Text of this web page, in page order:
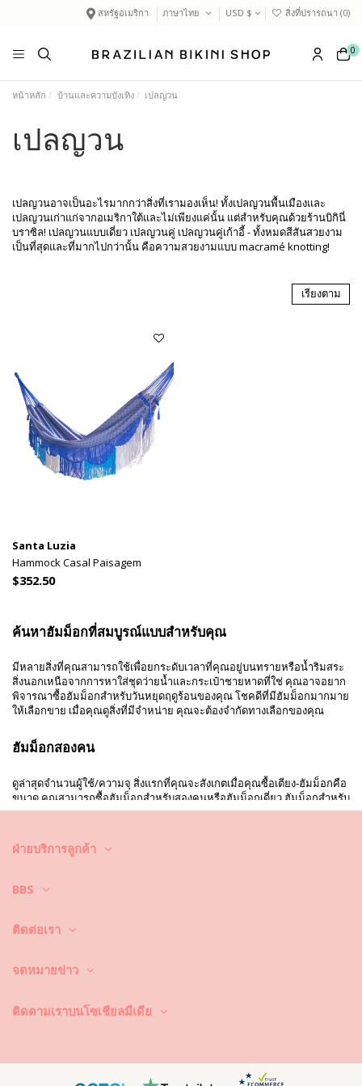
สหรัฐอเมริกา ภาษาไทย USD $ สิ่งที่ปรารถนา (0)
0
หน้าหลัก บ้านและความบังเทิง เปลญวน
เปลญวน
เปลญวนอาจเป็นอะไรมากกว่าสิ่งที่เรามองเห็น! ทั้งเปลญวนพื้นเมืองและ
เปลญวนเก่าแก่จากอเมริกาใต้และไม่เพียงแค่นั้น แต่สำหรับคุณด้วยร้านบิกินี่
บราซิล! เปลญวนแบบเดี่ยว เปลญวนคู่ เปลญวนคู่เก้าอี้ - ทั้งหมดสีสันสวยงาม
เป็นที่สุดและที่มากไปกว่านั้น คือความสวยงามแบบ macramé knotting!
เรียงตาม
Santa Luzia
Hammock Casal Paisagem
$352.50
ค้นหาฮัมม็อกที่สมบูรณ์แบบสำหรับคุณ
มีหลายสิ่งที่คุณสามารถใช้เพื่อยกระดับเวลาที่คุณอยู่บนทรายหรือน้ำริมสระ
สิ่งนอกเหนือจากการหาใส่ชุดว่ายน้ำและกระเป๋าชายหาดที่ใช่ คุณอาจอยาก
พิจารณาซื้อฮัมม็อกสำหรับวันหยุดฤดูร้อนของคุณ โชคดีที่มีฮัมม็อกมากมาย
ให้เลือกขาย เมื่อคุณดูสิ่งที่มีจำหน่าย คุณจะต้องจำกัดทางเลือกของคุณ
ฮัมม็อกสองคน
ดูล่าสุดจำนวนผู้ใช้/ความจุ สิ่งแรกที่คุณจะสังเกตเมื่อคุณซื้อเตียง‑ฮัมม็อกคือ
ขนาด คุณสามารถซื้อฮัมม็อกสำหรับสองคนหรือฮัมม็อกเดี่ยว ฮัมม็อกสำหรับ
สองคนถูกออกแบบให้ใช้งานโดยสองคนพร้อมกัน สไตล์ฮัมม็อกคลาสสิกคู่
ได้ คุณสามารถนั่งซบใครสักคนที่คุณห่วงใยในฮัมม็อกเหล่านี้ อย่างไรก็ตาม
คุณก็สามารถซื้อฮัมม็อกสำหรับคนเดียว ฮัมม็อกเหล่านี้จะเล็กกว่า พวกมันจะ
หากคุณตั้งใจจะพักผ่อนหรือนอนในฮัมม็อก ก็อาจมีเหตุผลที่จะซื้อสำหรับคน
ประกอบของฮัมม็อกใหม่ของคุณ ในหลายกรณี คุณอาจเห็นฮัมม็อกฝ้ายออร์
แกนิก ฮัมม็อกคุณภาพสูงเหล่านี้นุ่มสบายและทนทาน ยิ่งไปกว่านั้น หากคุณ
สังเคราะห์ ถึงแม้ฝ้ายจะยังถูกใช้โดยทั่วไปเนื่องจากความทนทานสูงสุดของ
ฝ่ายบริการลูกค้า
BBS
ติดต่อเรา
จดหมายข่าว
ติดตามเราบนโซเชียลมีเดีย